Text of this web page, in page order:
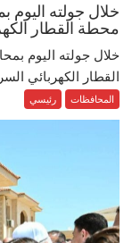
خلال جولته
محطة القطار
خلال جولته اليوم
القطار الكهربائي
المحافظات رئيسي